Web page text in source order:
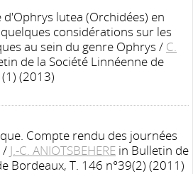
lutea (Orchidées) en
considérations sur les
au sein du genre Ophrys / C.
de la Société Linnéenne de
(2013)
Compte rendu des journées
/ J.-C. ANIOTSBEHERE in Bulletin de
Bordeaux, T. 146 n°39(2) (2011)